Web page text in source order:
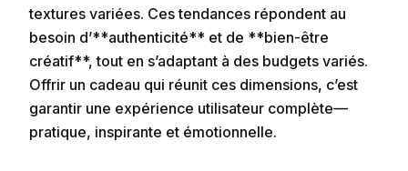
textures variées. Ces tendances répondent au
besoin d’**authenticité** et de **bien-être
créatif**, tout en s’adaptant à des budgets variés.
Offrir un cadeau qui réunit ces dimensions, c’est
garantir une expérience utilisateur complète—
pratique, inspirante et émotionnelle.